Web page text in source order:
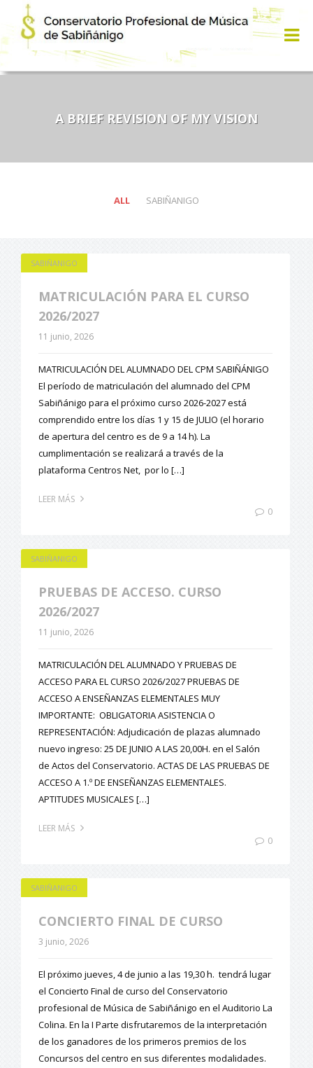
A BRIEF REVISION OF MY VISION
ALL SABIÑANIGO
SABIÑANIGO
MATRICULACIÓN PARA EL CURSO
2026/2027
11 junio, 2026
MATRICULACIÓN DEL ALUMNADO DEL CPM SABIÑÁNIGO
El período de matriculación del alumnado del CPM
Sabiñánigo para el próximo curso 2026-2027 está
comprendido entre los días 1 y 15 de JULIO (el horario
de apertura del centro es de 9 a 14 h). La
cumplimentación se realizará a través de la
plataforma Centros Net, por lo […]
LEER MÁS
0
SABIÑANIGO
PRUEBAS DE ACCESO. CURSO
2026/2027
11 junio, 2026
MATRICULACIÓN DEL ALUMNADO Y PRUEBAS DE
ACCESO PARA EL CURSO 2026/2027 PRUEBAS DE
ACCESO A ENSEÑANZAS ELEMENTALES MUY
IMPORTANTE: OBLIGATORIA ASISTENCIA O
REPRESENTACIÓN: Adjudicación de plazas alumnado
nuevo ingreso: 25 DE JUNIO A LAS 20,00H. en el Salón
de Actos del Conservatorio. ACTAS DE LAS PRUEBAS DE
ACCESO A 1.º DE ENSEÑANZAS ELEMENTALES.
APTITUDES MUSICALES […]
LEER MÁS
0
SABIÑANIGO
CONCIERTO FINAL DE CURSO
3 junio, 2026
El próximo jueves, 4 de junio a las 19,30 h. tendrá lugar
el Concierto Final de curso del Conservatorio
profesional de Música de Sabiñánigo en el Auditorio La
Colina. En la I Parte disfrutaremos de la interpretación
de los ganadores de los primeros premios de los
Concursos del centro en sus diferentes modalidades.